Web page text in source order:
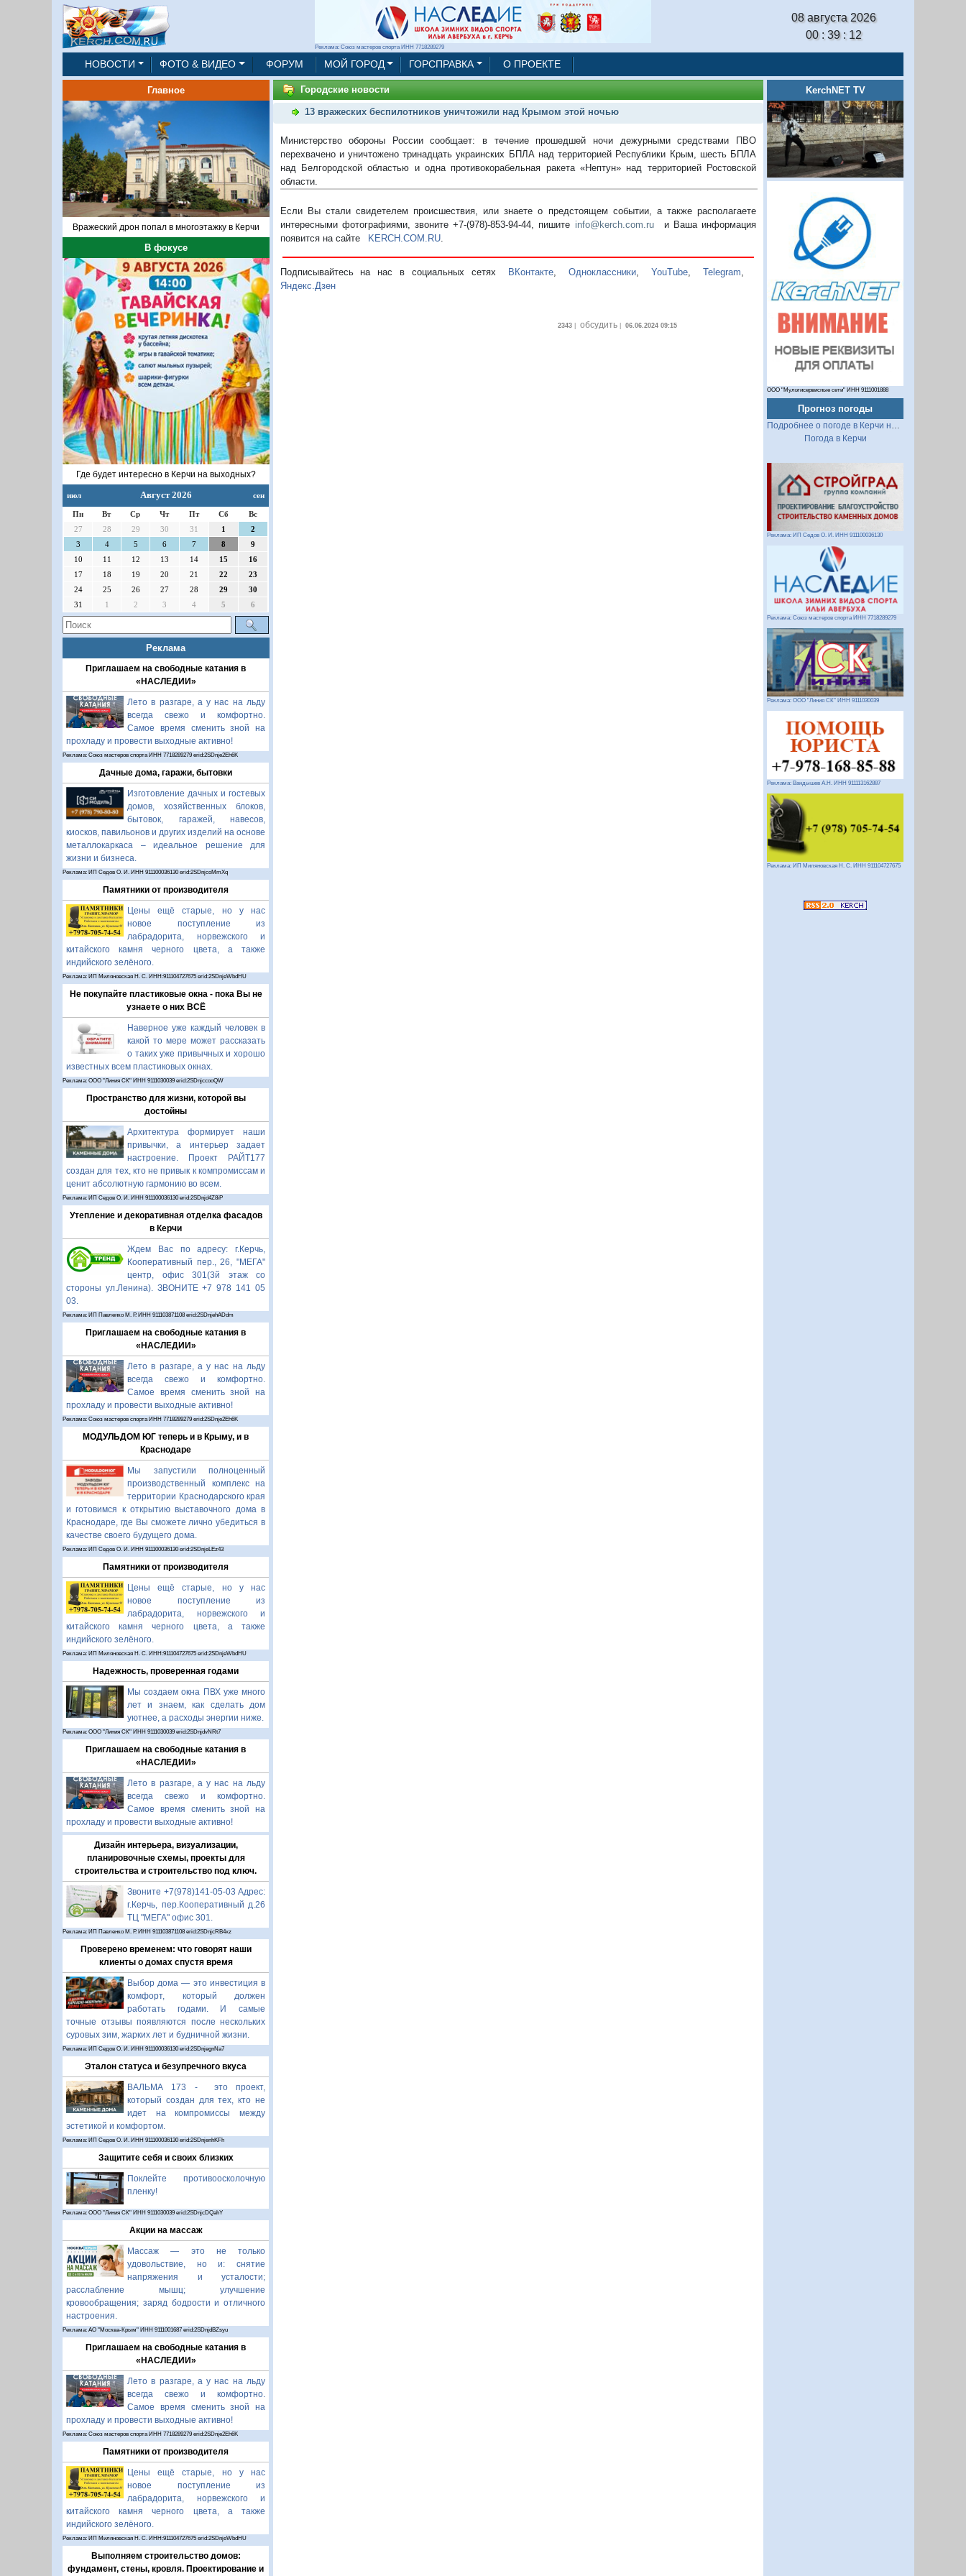
Реклама: Союз мастеров спорта ИНН 7718289279
08 августа 2026
00 : 39 : 12
НОВОСТИ ФОТО & ВИДЕО ФОРУМ МОЙ ГОРОД ГОРСПРАВКА О ПРОЕКТЕ
Главное
Вражеский дрон попал в многоэтажку в Керчи
В фокусе
Где будет интересно в Керчи на выходных?
июл Август 2026 сен
Пн Вт Ср Чт Пт Сб
Вс
27
28 29 30 31 1
2
3
4 5 6 7 8
9
10
11 12 13 14 15
16
17
18 19 20 21 22
23
24
25 26 27 28 29
30
31
1 2 3 4 5 6
Реклама
Приглашаем на свободные катания в
«НАСЛЕДИИ»
Лето в разгаре, а у нас на льду
всегда свежо и комфортно.
Самое время сменить зной на
прохладу и провести выходные активно!
Реклама: Союз мастеров спорта ИНН 7718289279 erid:2SDnje2Eh6K
Дачные дома, гаражи, бытовки
Изготовление дачных и гостевых
домов, хозяйственных блоков,
бытовок, гаражей, навесов,
киосков, павильонов и других изделий на основе
металлокаркаса – идеальное решение для
жизни и бизнеса.
Реклама: ИП Седов О. И. ИНН 911100036130 erid:2SDnjcoMmXq
Памятники от производителя
Цены ещё старые, но у нас
новое поступление из
лабрадорита, норвежского и
китайского камня черного цвета, а также
индийского зелёного.
Реклама: ИП Миляновская Н. С. ИНН:911104727675 erid:2SDnjeWbdHU
Не покупайте пластиковые окна - пока Вы не
узнаете о них ВСЁ
Наверное уже каждый человек в
какой то мере может рассказать
о таких уже привычных и хорошо
известных всем пластиковых окнах.
Реклама: ООО "Линия СК" ИНН 9111030039 erid:2SDnjccooQW
Пространство для жизни, которой вы
достойны
Архитектура формирует наши
привычки, а интерьер задает
настроение. Проект РАЙТ177
создан для тех, кто не привык к компромиссам и
ценит абсолютную гармонию во всем.
Реклама: ИП Седов О. И. ИНН 911100036130 erid:2SDnjd4Z8iP
Утепление и декоративная отделка фасадов
в Керчи
Ждем Вас по адресу: г.Керчь,
Кооперативный пер., 26, "МЕГА"
центр, офис 301(3й этаж со
стороны ул.Ленина). ЗВОНИТЕ +7 978 141 05
03.
Реклама: ИП Павленко М. Р. ИНН 911103871108 erid:2SDnjehADdm
Приглашаем на свободные катания в
«НАСЛЕДИИ»
Лето в разгаре, а у нас на льду
всегда свежо и комфортно.
Самое время сменить зной на
прохладу и провести выходные активно!
Реклама: Союз мастеров спорта ИНН 7718289279 erid:2SDnje2Eh6K
МОДУЛЬДОМ ЮГ теперь и в Крыму, и в
Краснодаре
Мы запустили полноценный
производственный комплекс на
территории Краснодарского края
и готовимся к открытию выставочного дома в
Краснодаре, где Вы сможете лично убедиться в
качестве своего будущего дома.
Реклама: ИП Седов О. И. ИНН 911100036130 erid:2SDnjeLEz43
Памятники от производителя
Цены ещё старые, но у нас
новое поступление из
лабрадорита, норвежского и
китайского камня черного цвета, а также
индийского зелёного.
Реклама: ИП Миляновская Н. С. ИНН:911104727675 erid:2SDnjeWbdHU
Надежность, проверенная годами
Мы создаем окна ПВХ уже много
лет и знаем, как сделать дом
уютнее, а расходы энергии ниже.
Реклама: ООО "Линия СК" ИНН 9111030039 erid:2SDnjdvNRt7
Приглашаем на свободные катания в
«НАСЛЕДИИ»
Лето в разгаре, а у нас на льду
всегда свежо и комфортно.
Самое время сменить зной на
прохладу и провести выходные активно!
Дизайн интерьера, визуализации,
планировочные схемы, проекты для
строительства и строительство под ключ.
Звоните +7(978)141-05-03 Адрес:
г.Керчь, пер.Кооперативный д.26
ТЦ "МЕГА" офис 301.
Реклама: ИП Павленко М. Р. ИНН 911103871108 erid:2SDnjcRB4xz
Проверено временем: что говорят наши
клиенты о домах спустя время
Выбор дома — это инвестиция в
комфорт, который должен
работать годами. И самые
точные отзывы появляются после нескольких
суровых зим, жарких лет и будничной жизни.
Реклама: ИП Седов О. И. ИНН 911100036130 erid:2SDnjegnNa7
Эталон статуса и безупречного вкуса
ВАЛЬМА 173 - это проект,
который создан для тех, кто не
идет на компромиссы между
эстетикой и комфортом.
Реклама: ИП Седов О. И. ИНН 911100036130 erid:2SDnjenhKFh
Защитите себя и своих близких
Поклейте противоосколочную
пленку!
Реклама: ООО "Линия СК" ИНН 9111030039 erid:2SDnjcDQahY
Акции на массаж
Массаж — это не только
удовольствие, но и: снятие
напряжения и усталости;
расслабление мышц; улучшение
кровообращения; заряд бодрости и отличного
настроения.
Реклама: АО "Москва-Крым" ИНН 9111001687 erid:2SDnjdBZsyu
Приглашаем на свободные катания в
«НАСЛЕДИИ»
Лето в разгаре, а у нас на льду
всегда свежо и комфортно.
Самое время сменить зной на
прохладу и провести выходные активно!
Реклама: Союз мастеров спорта ИНН 7718289279 erid:2SDnje2Eh6K
Памятники от производителя
Цены ещё старые, но у нас
новое поступление из
лабрадорита, норвежского и
китайского камня черного цвета, а также
индийского зелёного.
Реклама: ИП Миляновская Н. С. ИНН:911104727675 erid:2SDnjeWbdHU
Выполняем строительство домов:
фундамент, стены, кровля. Проектирование и
Городские новости
13 вражеских беспилотников уничтожили над Крымом этой ночью
Министерство обороны России сообщает: в течение прошедшей ночи дежурными средствами ПВО
перехвачено и уничтожено тринадцать украинских БПЛА над территорией Республики Крым, шесть БПЛА
над Белгородской областью и одна противокорабельная ракета «Нептун» над территорией Ростовской
области.
Если Вы стали свидетелем происшествия, или знаете о предстоящем событии, а также располагаете
интересными фотографиями, звоните +7-(978)-853-94-44, пишите info@kerch.com.ru и Ваша информация
появится на сайте KERCH.COM.RU.
Подписывайтесь на нас в социальных сетях ВКонтакте Одноклассники ,YouTube ,Telegram
Яндекс.Дзен
2343| обсудить| 06.06.2024 09:15
KerchNET TV
ООО "Мультисервисные сети" ИНН 9111001888
Прогноз погоды
Подробнее о погоде в Керчи на 2 недели
Погода в Керчи
Реклама: ИП Седов О. И. ИНН 911100036130
Реклама: Союз мастеров спорта ИНН 7718289279
Реклама: ООО "Линия СК" ИНН 9111030039
Реклама: Вандышев А.Н. ИНН 911113162887
Реклама: ИП Миляновская Н. С. ИНН 911104727675